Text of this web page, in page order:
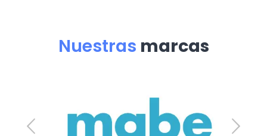
Nuestras marcas